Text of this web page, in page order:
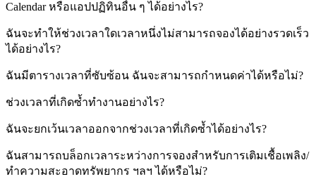
Calendar หรือแอปปฏิทินอื่น ๆ ได้อย่างไร?
ฉันจะทำให้ช่วงเวลาใดเวลาหนึ่งไม่สามารถจองได้อย่างรวดเร็ว
ได้อย่างไร?
ฉันมีตารางเวลาที่ซับซ้อน ฉันจะสามารถกำหนดค่าได้หรือไม่?
ช่วงเวลาที่เกิดซ้ำทำงานอย่างไร?
ฉันจะยกเว้นเวลาออกจากช่วงเวลาที่เกิดซ้ำได้อย่างไร?
ฉันสามารถบล็อกเวลาระหว่างการจองสำหรับการเติมเชื้อเพลิง/
ทำความสะอาดทรัพยากร ฯลฯ ได้หรือไม่?